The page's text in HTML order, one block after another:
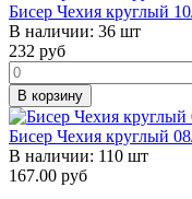
Бисер Чехия круглый
В наличии: 36 шт
232 руб
В корзину
Бисер Чехия круглый
В наличии: 110 шт
167.00 руб